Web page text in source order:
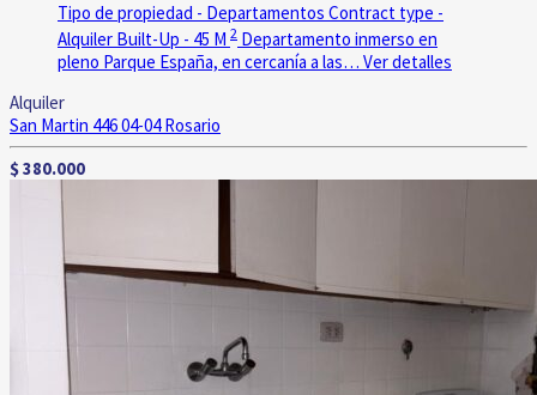
Tipo de propiedad - Departamentos Contract type -
Alquiler Built-Up - 45 M 2 Departamento inmerso en
pleno Parque España, en cercanía a las… Ver detalles
Alquiler
San Martin 446 04-04 Rosario
$ 380.000